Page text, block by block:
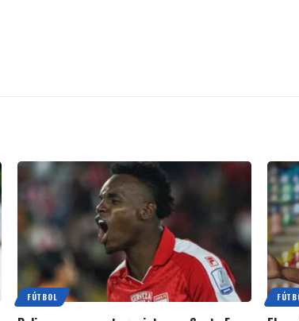
FÚTBOL